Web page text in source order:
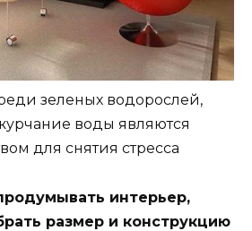
зеленых водорослей,
воды являются
для снятия стресса
интерьер,
размер и конструкцию